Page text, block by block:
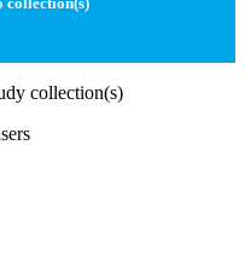
collection(s)